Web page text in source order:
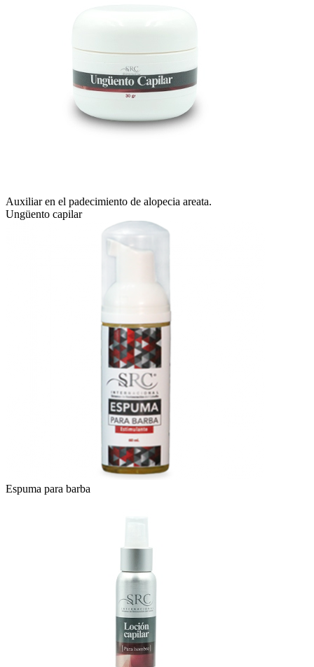
Auxiliar en el padecimiento de alopecia areata.
Ungüento capilar
Espuma para barba